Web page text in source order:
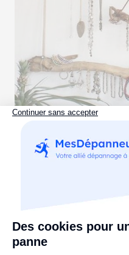
8. Un porte-
Qui a dit qu'un porte-
être en métal ? Ici, le bois
d'uneéchelle avec